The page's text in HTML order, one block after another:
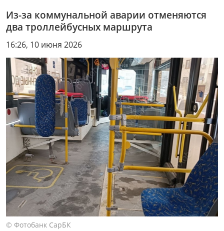
Из-за коммунальной аварии отменяются
два троллейбусных маршрута
16:26, 10 июня 2026
© Фотобанк СарБК